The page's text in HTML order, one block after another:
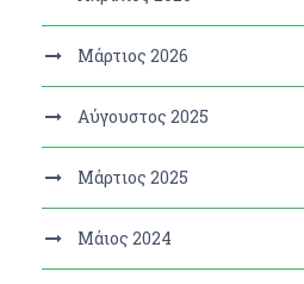
Μάρτιος 2026
Αύγουστος 2025
Μάρτιος 2025
Μάιος 2024